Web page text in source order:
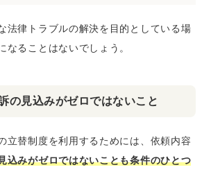
法律トラブルの解決を目的としている場
なることはないでしょう。
の見込みがゼロではないこと
立替制度を利用するためには、依頼内容
込みがゼロではないことも条件のひとつ